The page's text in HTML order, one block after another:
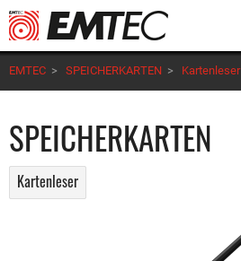
Direkt
zum
Inhalt
EMTEC > SPEICHERKARTEN > Kartenleser
SPEICHERKARTEN
Kartenleser